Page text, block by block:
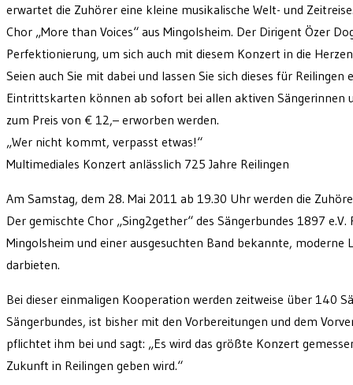
erwartet die Zuhörer eine kleine musikalische Welt- und
Chor „More than Voices“ aus Mingolsheim. Der Dirigent Özer
Perfektionierung, um sich auch mit diesem Konzert in die
Seien auch Sie mit dabei und lassen Sie sich dieses für
Eintrittskarten können ab sofort bei allen aktiven Sängerinnen
zum Preis von € 12,– erworben werden.
„Wer nicht kommt, verpasst etwas!“
Multimediales Konzert anlässlich 725 Jahre Reilingen
Am Samstag, dem 28. Mai 2011 ab 19.30 Uhr werden die
Der gemischte Chor „Sing2gether“ des Sängerbundes 1897
Mingolsheim und einer ausgesuchten Band bekannte, moderne
darbieten.
Bei dieser einmaligen Kooperation werden zeitweise über 140
Sängerbundes, ist bisher mit den Vorbereitungen und dem
pflichtet ihm bei und sagt: „Es wird das größte Konzert
Zukunft in Reilingen geben wird.“